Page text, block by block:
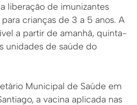
liberação de imunizantes
crianças de 3 a 5 anos. A
a partir de amanhã, quinta-
unidades de saúde do
Municipal de Saúde em
a vacina aplicada nas